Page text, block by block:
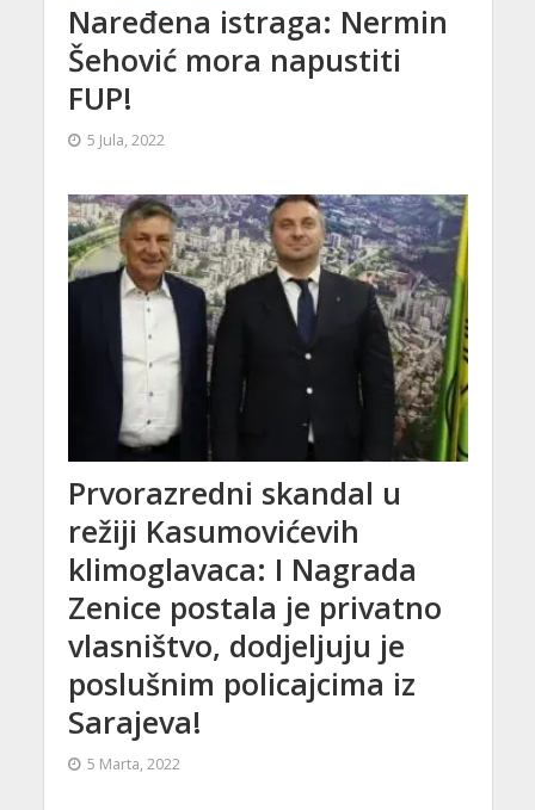
Naređena istraga: Nermin
Šehović mora napustiti
FUP!
5 Jula, 2022
Prvorazredni skandal u
režiji Kasumovićevih
klimoglavaca: I Nagrada
Zenice postala je privatno
vlasništvo, dodjeljuju je
poslušnim policajcima iz
Sarajeva!
5 Marta, 2022